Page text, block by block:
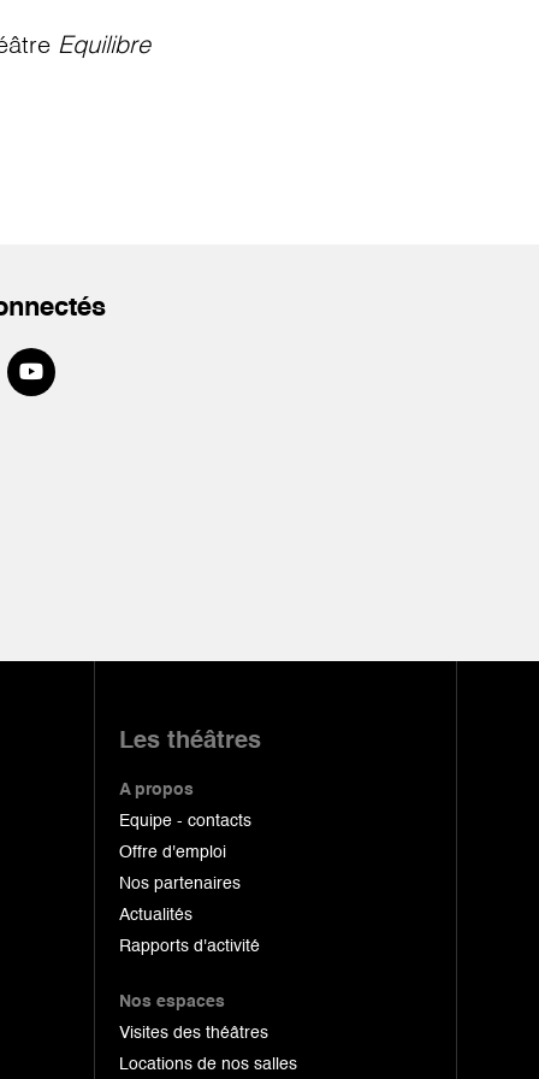
Equilibre
Les théâtres
A propos
Equipe - contacts
Offre d'emploi
Nos partenaires
Actualités
Rapports d'activité
Nos espaces
Visites des théâtres
Locations de nos salles